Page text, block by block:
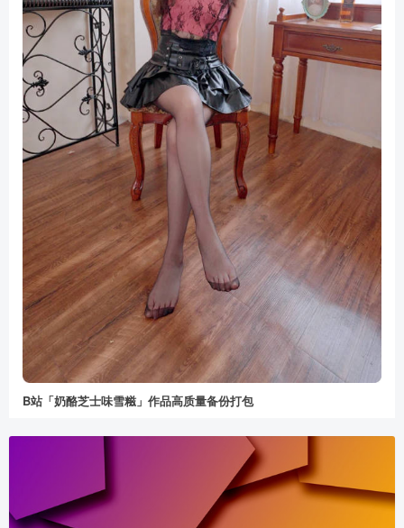
B站「奶酪芝士味雪糍」作品高质量备份打包